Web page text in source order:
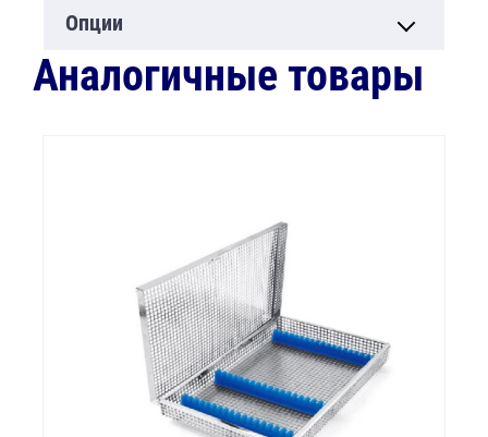
Опции
Аналогичные товары